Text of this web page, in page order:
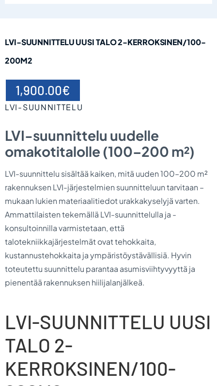
LVI-SUUNNITTELU UUSI TALO 2-KERROKSINEN/100-
200M2
1,900.00€
LVI-SUUNNITTELU
LVI-suunnittelu uudelle
omakotitalolle (100–200 m²)
LVI-suunnittelu sisältää kaiken, mitä uuden 100–200 m²
rakennuksen LVI-järjestelmien suunnitteluun tarvitaan –
mukaan lukien materiaalitiedot urakkakyselyjä varten.
Ammattilaisten tekemällä LVI-suunnittelulla ja -
konsultoinnilla varmistetaan, että
talotekniikkajärjestelmät ovat tehokkaita,
kustannustehokkaita ja ympäristöystävällisiä. Hyvin
toteutettu suunnittelu parantaa asumisviihtyvyyttä ja
pienentää rakennuksen hiilijalanjälkeä.
LVI-SUUNNITTELU UUSI
TALO 2-
KERROKSINEN/100-